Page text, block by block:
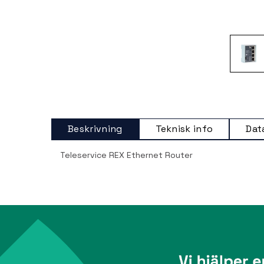
Beskrivning Teknisk info
Teleservice REX Ethernet Router